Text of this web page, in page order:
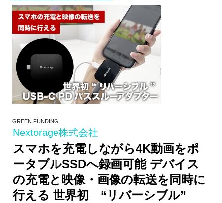
GREEN FUNDING
Nextorage株式会社
スマホを充電しながら4K動画をポ
ータブルSSDへ録画可能 デバイス
の充電と映像・画像の転送を同時に
行える 世界初 “リバーシブル”